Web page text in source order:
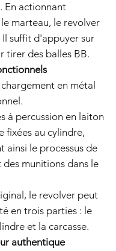
En actionnant
marteau, le revolver
suffit d'appuyer sur
tirer des balles BB.
en métal
à percussion en laiton
fixées au cylindre,
ainsi le processus de
munitions dans le
le revolver peut
en trois parties : le
et la carcasse.
authentique